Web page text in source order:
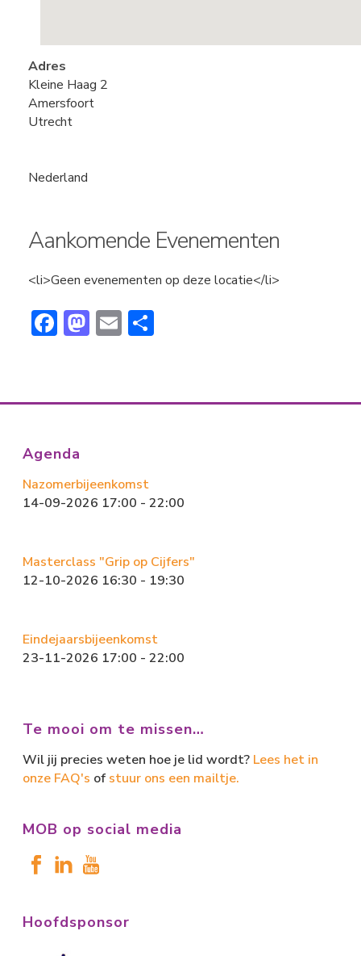
Adres
Kleine Haag 2
Amersfoort
Utrecht
Nederland
Aankomende Evenementen
<li>Geen evenementen op deze locatie</li>
F
b
ok
M
o
n
E
l n
Agenda
Nazomerbijeenkomst
14-09-2026 17:00 - 22:00
Masterclass "Grip op Cijfers"
12-10-2026 16:30 - 19:30
Eindejaarsbijeenkomst
23-11-2026 17:00 - 22:00
Te mooi om te missen…
Wil jij precies weten hoe je lid wordt? Lees het in
onze FAQ's of stuur ons een mailtje.
MOB op social media
Hoofdsponsor